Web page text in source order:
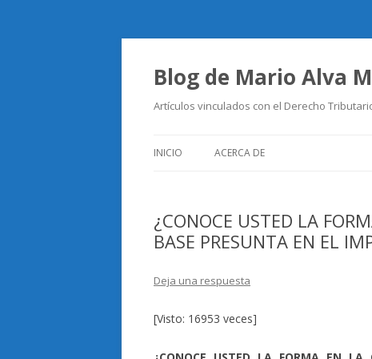
Blog de Mario Alva
Artículos vinculados con el Derecho
INICIO ACERCA DE
¿CONOCE USTED LA
BASE PRESUNTA EN EL
Deja una respuesta
[Visto: 16953 veces]